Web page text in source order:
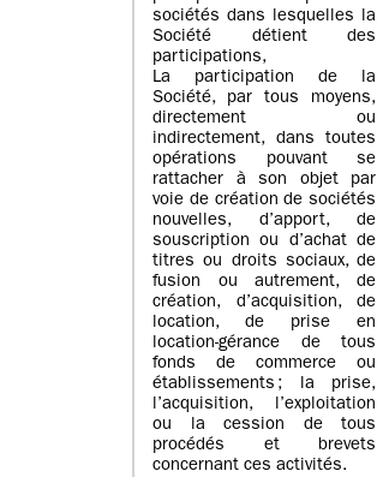
sociétés dans lesquelles la
Société détient des
participations,
La participation de la
Société, par tous moyens,
directement ou
indirectement, dans toutes
opérations pouvant se
rattacher à son objet par
voie de création de sociétés
nouvelles, d’apport, de
souscription ou d’achat de
titres ou droits sociaux, de
fusion ou autrement, de
création, d’acquisition, de
location, de prise en
location-gérance de tous
fonds de commerce ou
établissements ; la prise,
l’acquisition, l’exploitation
ou la cession de tous
procédés et brevets
concernant ces activités.